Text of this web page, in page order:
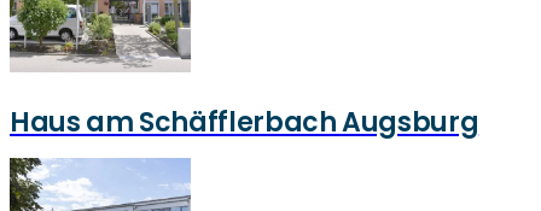
Haus am Schäfflerbach Augsburg